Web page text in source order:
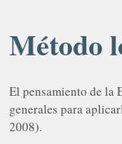
Método
El pensamiento de la
generales para
2008).